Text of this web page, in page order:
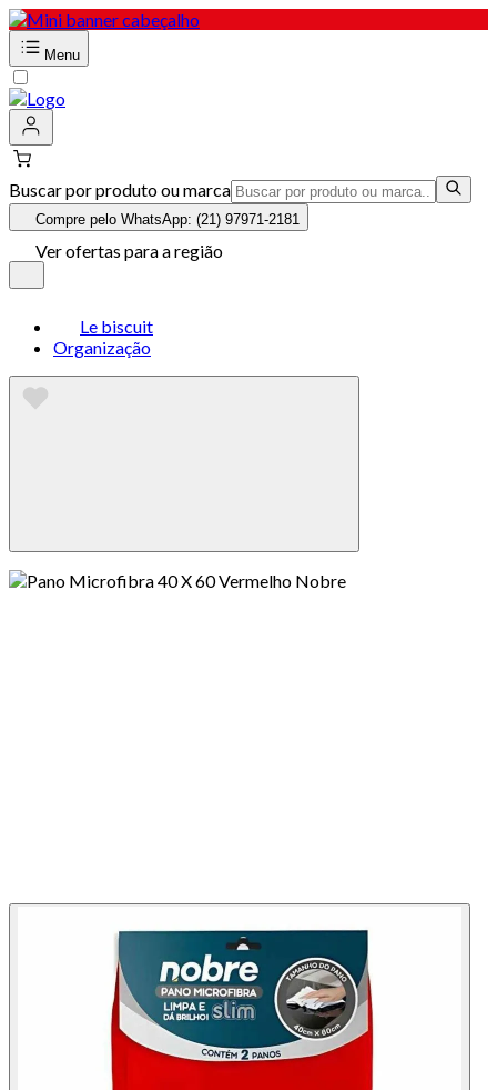
Menu
Buscar por produto ou marca
Compre pelo WhatsApp: (21) 97971-2181
Ver ofertas para a região
Le biscuit
Organização